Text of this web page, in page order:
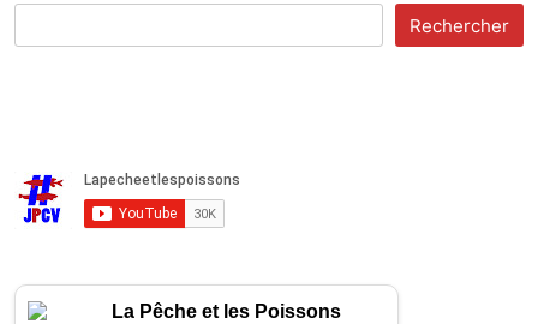
Rechercher
La Pêche et les Poissons